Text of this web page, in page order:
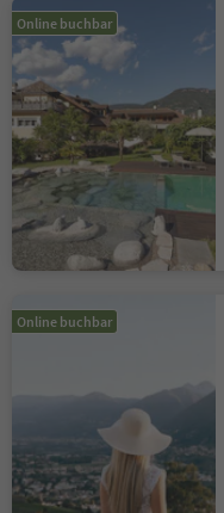
Online buchbar
Online buchbar